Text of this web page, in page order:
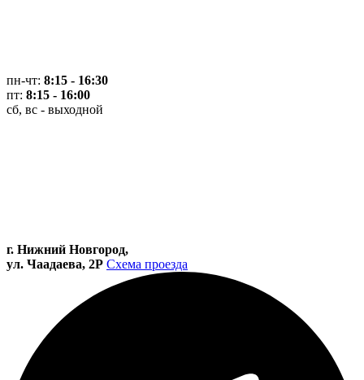
пн-чт: 8:15 - 16:30
пт: 8:15 - 16:00
сб, вс - выходной
г. Нижний Новгород,
ул. Чаадаева, 2Р Схема проезда